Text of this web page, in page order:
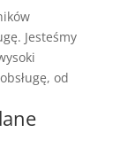
Jesteśmy
od